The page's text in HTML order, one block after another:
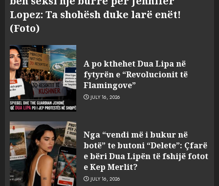
Lopez: Ta shohësh duke larë enët!
(Foto)
A po kthehet Dua Lipa në
fytyrën e “Revolucionit të
Flamingove”
JULY 16, 2026
Nga “vendi më i bukur në
botë” te butoni “Delete”: Çfarë
e bëri Dua Lipën të fshijë fotot
e Kep Merlit?
JULY 16, 2026
3
degjeneron në zjarrvënie në
Vlorë, arrestohet 33-vjeçari
(VIDEO)
AUGUST 7, 2026